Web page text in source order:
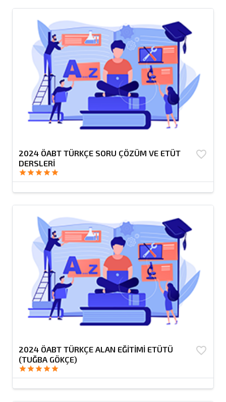
2024 ÖABT TÜRKÇE SORU ÇÖZÜM VE ETÜT
DERSLERİ
favorite_border
starstarstarstarstar
2024 ÖABT TÜRKÇE ALAN EĞİTİMİ ETÜTÜ
(TUĞBA GÖKÇE)
favorite_border
starstarstarstarstar